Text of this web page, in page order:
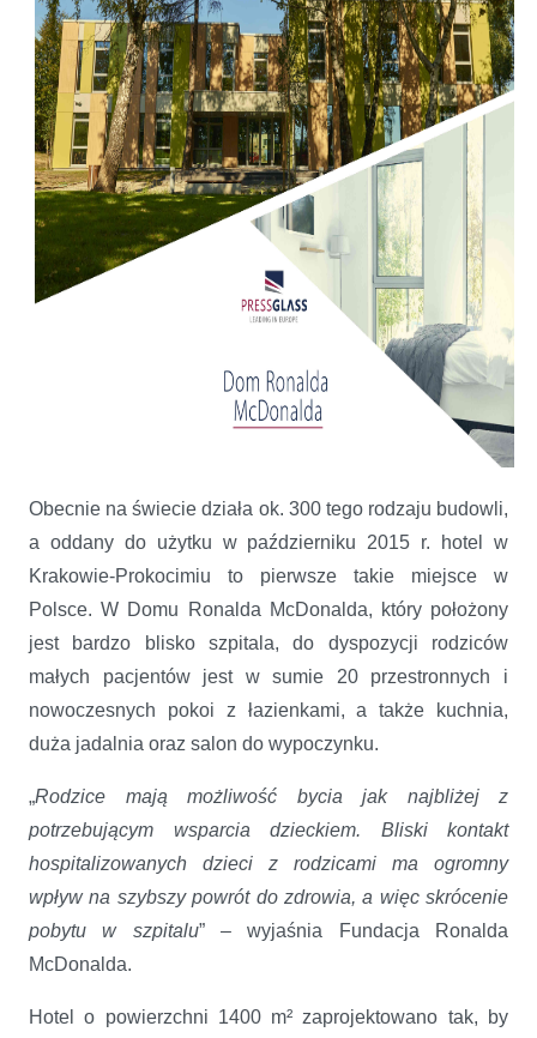
Obecnie na świecie działa ok. 300 tego rodzaju budowli,
a oddany do użytku w październiku 2015 r. hotel w
Krakowie-Prokocimiu to pierwsze takie miejsce w
Polsce. W Domu Ronalda McDonalda, który położony
jest bardzo blisko szpitala, do dyspozycji rodziców
małych pacjentów jest w sumie 20 przestronnych i
nowoczesnych pokoi z łazienkami, a także kuchnia,
duża jadalnia oraz salon do wypoczynku.
„Rodzice mają możliwość bycia jak najbliżej z
potrzebującym wsparcia dzieckiem. Bliski kontakt
hospitalizowanych dzieci z rodzicami ma ogromny
wpływ na szybszy powrót do zdrowia, a więc skrócenie
pobytu w szpitalu” – wyjaśnia Fundacja Ronalda
McDonalda.
Hotel o powierzchni 1400 m² zaprojektowano tak, by